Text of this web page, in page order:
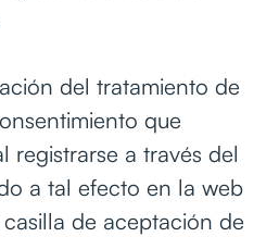
del tratamiento de
que
registrarse a través del
a tal efecto en la web
de aceptación de